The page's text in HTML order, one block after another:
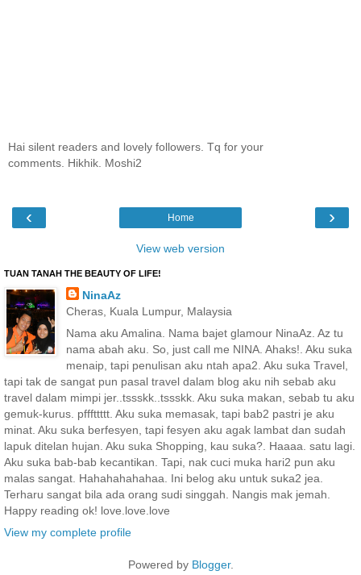
Hai silent readers and lovely followers. Tq for your
comments. Hikhik. Moshi2
‹ ›
Home
View web version
TUAN TANAH THE BEAUTY OF LIFE!
NinaAz
Cheras, Kuala Lumpur, Malaysia
Nama aku Amalina. Nama bajet glamour NinaAz. Az tu
nama abah aku. So, just call me NINA. Ahaks!. Aku suka
menaip, tapi penulisan aku ntah apa2. Aku suka Travel,
tapi tak de sangat pun pasal travel dalam blog aku nih sebab aku
travel dalam mimpi jer..tssskk..tssskk. Aku suka makan, sebab tu aku
gemuk-kurus. pfffttttt. Aku suka memasak, tapi bab2 pastri je aku
minat. Aku suka berfesyen, tapi fesyen aku agak lambat dan sudah
lapuk ditelan hujan. Aku suka Shopping, kau suka?. Haaaa. satu lagi.
Aku suka bab-bab kecantikan. Tapi, nak cuci muka hari2 pun aku
malas sangat. Hahahahahahaa. Ini belog aku untuk suka2 jea.
Terharu sangat bila ada orang sudi singgah. Nangis mak jemah.
Happy reading ok! love.love.love
View my complete profile
Powered by Blogger.